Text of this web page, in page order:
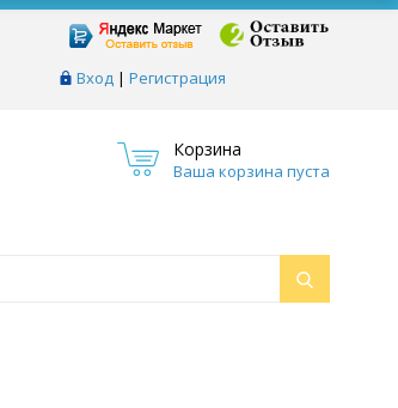
Вход | Регистрация
Корзина
Ваша корзина пуста